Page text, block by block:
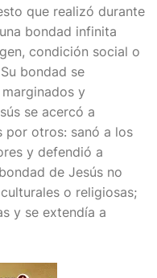
que realizó durante
bondad infinita
condición social o
bondad se
y
se acercó a
por otros: sanó a los
y defendió a
de Jesús no
o religiosas;
y se extendía a